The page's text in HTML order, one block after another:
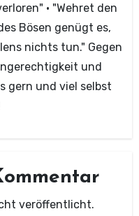
· "Wehret den
Bösen genügt es,
nichts tun." Gegen
und
gern und viel selbst
veröffentlicht.